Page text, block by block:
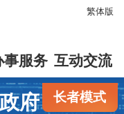
繁体版
事服务 互动交流
长者模式
府